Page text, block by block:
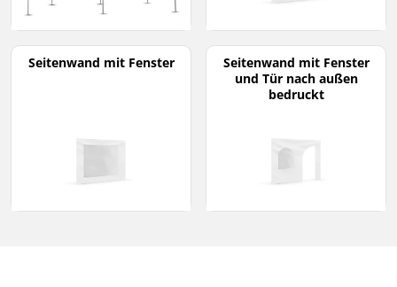
Seitenwand mit Fenster
Seitenwand mit Fenster
und Tür nach außen
bedruckt